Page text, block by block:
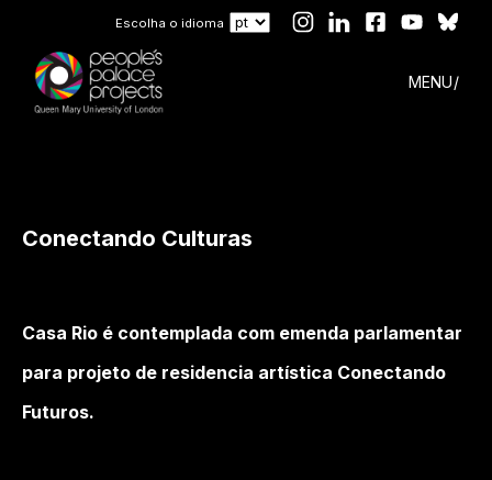
Escolha o idioma
MENU
Conectando Culturas
Casa Rio é contemplada com emenda parlamentar
para projeto de residencia artística Conectando
Futuros.